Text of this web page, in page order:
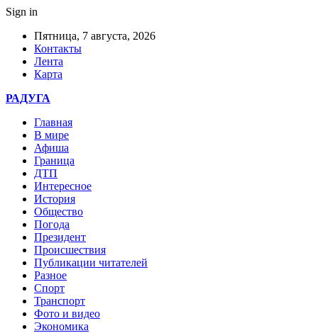
Sign in
Пятница, 7 августа, 2026
Контакты
Лента
Карта
РАДУГА
Главная
В мире
Афиша
Граница
ДТП
Интересное
История
Общество
Погода
Президент
Происшествия
Публикации читателей
Разное
Спорт
Транспорт
Фото и видео
Экономика